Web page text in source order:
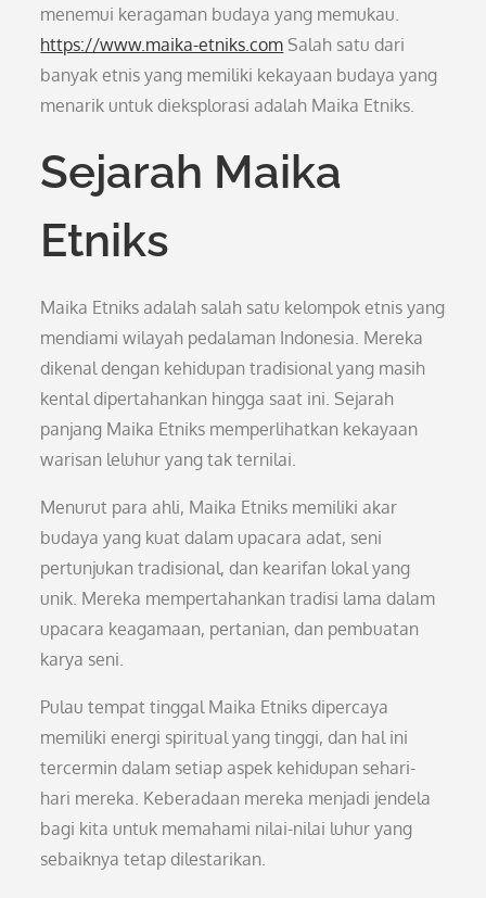
menemui keragaman budaya yang memukau.
https://www.maika-etniks.com Salah satu dari
banyak etnis yang memiliki kekayaan budaya yang
menarik untuk dieksplorasi adalah Maika Etniks.
Sejarah Maika
Etniks
Maika Etniks adalah salah satu kelompok etnis yang
mendiami wilayah pedalaman Indonesia. Mereka
dikenal dengan kehidupan tradisional yang masih
kental dipertahankan hingga saat ini. Sejarah
panjang Maika Etniks memperlihatkan kekayaan
warisan leluhur yang tak ternilai.
Menurut para ahli, Maika Etniks memiliki akar
budaya yang kuat dalam upacara adat, seni
pertunjukan tradisional, dan kearifan lokal yang
unik. Mereka mempertahankan tradisi lama dalam
upacara keagamaan, pertanian, dan pembuatan
karya seni.
Pulau tempat tinggal Maika Etniks dipercaya
memiliki energi spiritual yang tinggi, dan hal ini
tercermin dalam setiap aspek kehidupan sehari-
hari mereka. Keberadaan mereka menjadi jendela
bagi kita untuk memahami nilai-nilai luhur yang
sebaiknya tetap dilestarikan.